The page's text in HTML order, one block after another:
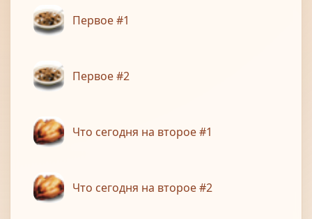
Первое #1
Первое #2
Что сегодня на второе #1
Что сегодня на второе #2